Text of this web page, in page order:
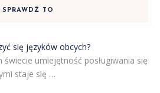
SPRAWDŹ TO
się języków obcych?
świecie umiejętność posługiwania się
staje się …